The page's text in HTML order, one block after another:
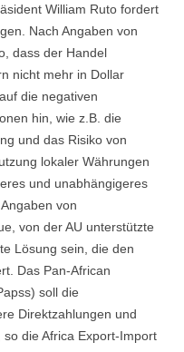
William Ruto fordert
Nach Angaben von
dass der Handel
nicht mehr in Dollar
die negativen
hin, wie z.B. die
und das Risiko von
lokaler Währungen
und unabhängigeres
von
von der AU unterstützte
Lösung sein, die den
Das Pan-African
soll die
Direktzahlungen und
die Africa Export-Import